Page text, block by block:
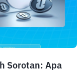
Sorotan: Apa